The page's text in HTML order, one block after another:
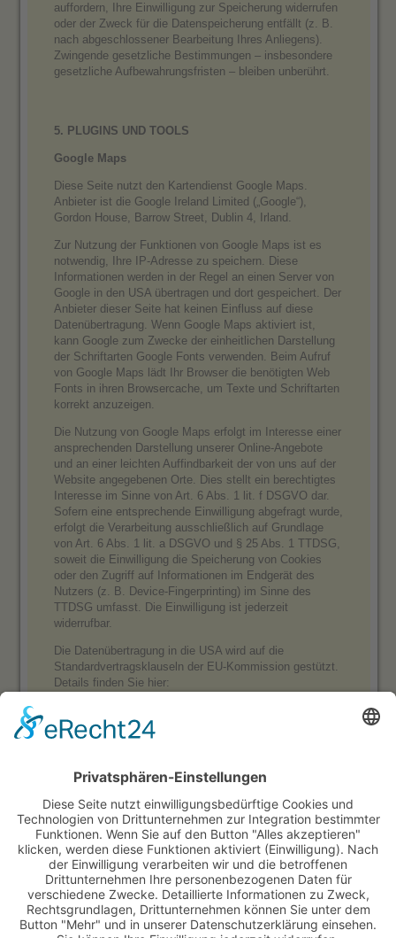
auffordern, Ihre Einwilligung zur Speicherung widerrufen
oder der Zweck für die Datenspeicherung entfällt (z. B.
nach abgeschlossener Bearbeitung Ihres Anliegens).
Zwingende gesetzliche Bestimmungen – insbesondere
gesetzliche Aufbewahrungsfristen – bleiben unberührt.
5. PLUGINS UND TOOLS
Google Maps
Diese Seite nutzt den Kartendienst Google Maps.
Anbieter ist die Google Ireland Limited („Google“),
Gordon House, Barrow Street, Dublin 4, Irland.
Zur Nutzung der Funktionen von Google Maps ist es
notwendig, Ihre IP-Adresse zu speichern. Diese
Informationen werden in der Regel an einen Server von
Google in den USA übertragen und dort gespeichert. Der
Anbieter dieser Seite hat keinen Einfluss auf diese
Datenübertragung. Wenn Google Maps aktiviert ist,
kann Google zum Zwecke der einheitlichen Darstellung
der Schriftarten Google Fonts verwenden. Beim Aufruf
von Google Maps lädt Ihr Browser die benötigten Web
Fonts in ihren Browsercache, um Texte und Schriftarten
korrekt anzuzeigen.
Die Nutzung von Google Maps erfolgt im Interesse einer
ansprechenden Darstellung unserer Online-Angebote
und an einer leichten Auffindbarkeit der von uns auf der
Website angegebenen Orte. Dies stellt ein berechtigtes
Interesse im Sinne von Art. 6 Abs. 1 lit. f DSGVO dar.
Sofern eine entsprechende Einwilligung abgefragt wurde,
erfolgt die Verarbeitung ausschließlich auf Grundlage
von Art. 6 Abs. 1 lit. a DSGVO und § 25 Abs. 1 TTDSG,
soweit die Einwilligung die Speicherung von Cookies
oder den Zugriff auf Informationen im Endgerät des
Nutzers (z. B. Device-Fingerprinting) im Sinne des
TTDSG umfasst. Die Einwilligung ist jederzeit
widerrufbar.
Die Datenübertragung in die USA wird auf die
Standardvertragsklauseln der EU-Kommission gestützt.
Details finden Sie hier:
https://privacy.google.com/businesses/gdprcontrollerterms/sccs/
finden Sie in der Datenschutzerklärung von Google:
https://policies.google.com/privacy?hl=de
Das Unternehmen verfügt über eine Zertifizierung nach
dem „EU-US Data Privacy Framework“ (DPF). Der DPF
ist ein Übereinkommen zwischen der Europäischen
Union und den USA, der die Einhaltung europäischer
Datenschutzstandards bei Datenverarbeitungen in den
USA gewährleisten soll. Jedes nach dem DPF
zertifizierte Unternehmen verpflichtet sich, diese
Datenschutzstandards einzuhalten. Weitere